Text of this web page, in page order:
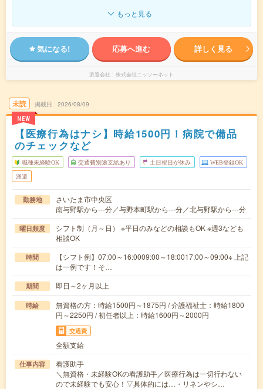
もっと見る
気になる! 応募へ進む 詳しく見る
派遣会社 株式会社ニッソーネット
未読
NEW
掲載日 2026/08/09
【医療行為はナシ】時給1500円！病院で備品
のチェックなど
職種未経験OK 交通費別途支給あり 土日祝日が休み WEB登録OK
派遣
勤務地
さいたま市中央区
南与野駅から---分／与野本町駅から---分／北与野駅から---分
曜日頻度
シフト制（月～日） ※平日のみなどの相談もOK ※週3なども
相談OK
時間
【シフト例】07:00～16:0009:00～18:0017:00～09:00※ 上記
は一例です！そ…
期間 即日～2ヶ月以上
時給
無資格の方：時給1500円～1875円 / 介護福祉士：時給1800
円～2250円 / 初任者以上：時給1600円～2000円
交通費
全額支給
仕事内容
看護助手
＼無資格・未経験OKの看護助手／医療行為は一切行わない
ので未経験でも安心！▽具体的には…・リネンやシ…